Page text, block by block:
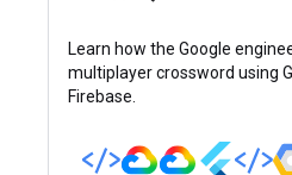
Learn how the Google
multiplayer crossword using
Firebase.